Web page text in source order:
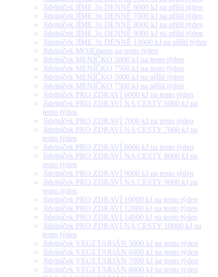
Jídelníček JÍME 3x DENNĚ 6000 kJ na příští týden
Jídelníček JÍME 3x DENNĚ 7000 kJ na příští týden
Jídelníček JÍME 3x DENNĚ 8000 kJ na příští týden
Jídelníček JÍME 3x DENNĚ 9000 kJ na příští týden
Jídelníček JÍME 3x DENNĚ 10000 kJ na příští týden
Jídelníček MOJEmenu na tento týden
Jídelníček MENÍČKO 5000 kJ na tento týden
Jídelníček MENÍČKO 7500 kJ na tento týden
Jídelníček MENÍČKO 5000 kJ na příští týden
Jídelníček MENÍČKO 7500 kJ na příští týden
Jídelníček PRO ZDRAVÍ 6000 kJ na tento týden
Jídelníček PRO ZDRAVÍ NA CESTY 6000 kJ na
tento týden
Jídelníček PRO ZDRAVÍ 7000 kJ na tento týden
Jídelníček PRO ZDRAVÍ NA CESTY 7000 kJ na
tento týden
Jídelníček PRO ZDRAVÍ 8000 kJ na tento týden
Jídelníček PRO ZDRAVÍ NA CESTY 8000 kJ na
tento týden
Jídelníček PRO ZDRAVÍ 9000 kJ na tento týden
Jídelníček PRO ZDRAVÍ NA CESTY 9000 kJ na
tento týden
Jídelníček PRO ZDRAVÍ 10000 kJ na tento týden
Jídelníček PRO ZDRAVÍ 12000 kJ na tento týden
Jídelníček PRO ZDRAVÍ 14000 kJ na tento týden
Jídelníček PRO ZDRAVÍ NA CESTY 10000 kJ na
tento týden
Jídelníček VEGETARIÁN 5000 kJ na tento týden
Jídelníček VEGETARIÁN 6000 kJ na tento týden
Jídelníček VEGETARIÁN 7000 kJ na tento týden
Jídelníček VEGETARIÁN 8000 kJ na tento týden